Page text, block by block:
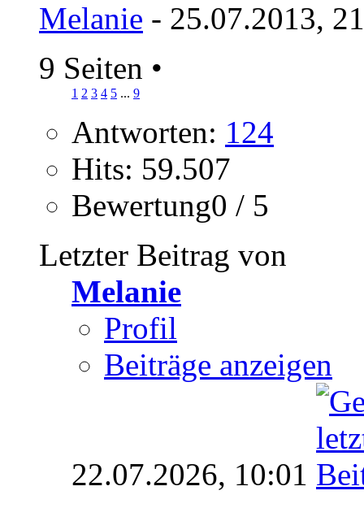
Melanie - 25.07.2013,
9 Seiten •
1 2 3 4 5 ... 9
Antworten: 124
Hits: 59.507
Bewertung0 / 5
Letzter Beitrag von
Melanie
Profil
Beiträge anzeigen
22.07.2026, 10:01